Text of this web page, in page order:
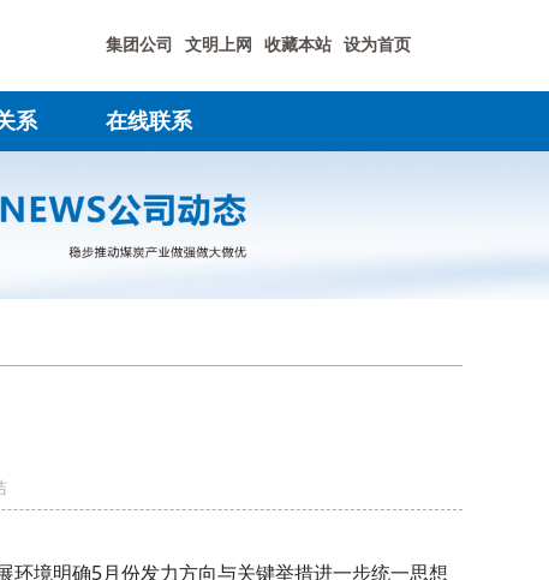
集团公司 文明上网 收藏本站 设为首页
系 在线联系
境明确5月份发力方向与关键举措进一步统一思想